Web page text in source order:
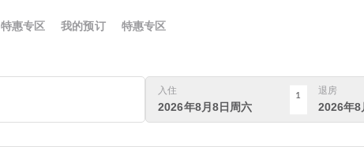
特惠专区 我的预订 特惠专区
入住
2026年8月8日周六
1 退房
2026年8